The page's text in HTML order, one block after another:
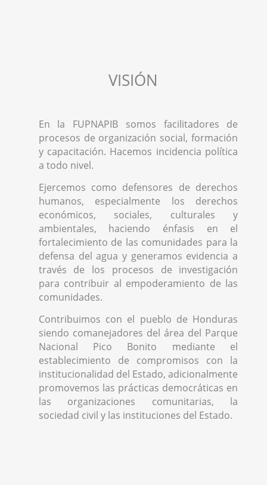
VISIÓN
En la FUPNAPIB somos facilitadores de
procesos de organización social, formación
y capacitación. Hacemos incidencia política
a todo nivel.
Ejercemos como defensores de derechos
humanos, especialmente los derechos
económicos, sociales, culturales y
ambientales, haciendo énfasis en el
fortalecimiento de las comunidades para la
defensa del agua y generamos evidencia a
través de los procesos de investigación
para contribuir al empoderamiento de las
comunidades.
Contribuimos con el pueblo de Honduras
siendo comanejadores del área del Parque
Nacional Pico Bonito mediante el
establecimiento de compromisos con la
institucionalidad del Estado, adicionalmente
promovemos las prácticas democráticas en
las organizaciones comunitarias, la
sociedad civil y las instituciones del Estado.